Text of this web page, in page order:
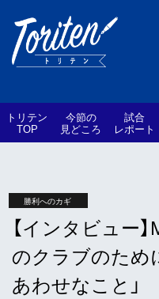
トリテン
TOP
今節の
見どころ
試合
レポート
勝利へのカギ
【インタビュー
のクラブのため
あわせなこと」